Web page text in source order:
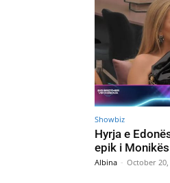
Showbiz
Hyrja e
epik i Monikës
Albina - October 20,